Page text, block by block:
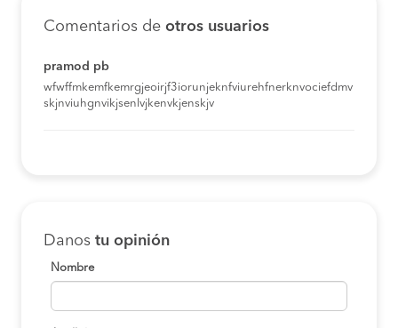
Comentarios de otros usuarios
pramod pb
wfwffmkemfkemrgjeoirjf3iorunjeknfviurehfnerknvociefdmv
skjnviuhgnvikjsenlvjkenvkjenskjv
Danos tu opinión
Nombre